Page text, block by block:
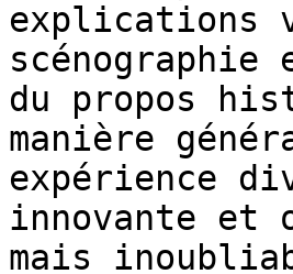
explications
du propos
manière
expérience
innovante et
mais